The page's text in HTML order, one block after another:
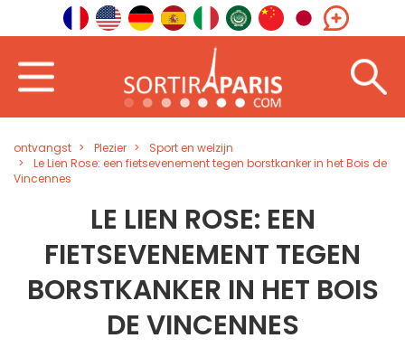
ontvangst Plezier
Sport en welzijn
Le Lien Rose: een fietsevenement tegen borstkanker in het Bois de
Vincennes
LE LIEN ROSE: EEN
FIETSEVENEMENT TEGEN
BORSTKANKER IN HET BOIS
DE VINCENNES